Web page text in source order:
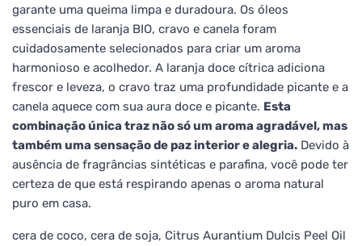
garante uma queima limpa e duradoura. Os óleos
essenciais de laranja BIO, cravo e canela foram
cuidadosamente selecionados para criar um aroma
harmonioso e acolhedor. A laranja doce cítrica adiciona
frescor e leveza, o cravo traz uma profundidade picante e a
canela aquece com sua aura doce e picante. Esta
combinação única traz não só um aroma agradável, mas
também uma sensação de paz interior e alegria. Devido à
ausência de fragrâncias sintéticas e parafina, você pode ter
certeza de que está respirando apenas o aroma natural
puro em casa.
cera de coco, cera de soja, Citrus Aurantium Dulcis Peel Oil